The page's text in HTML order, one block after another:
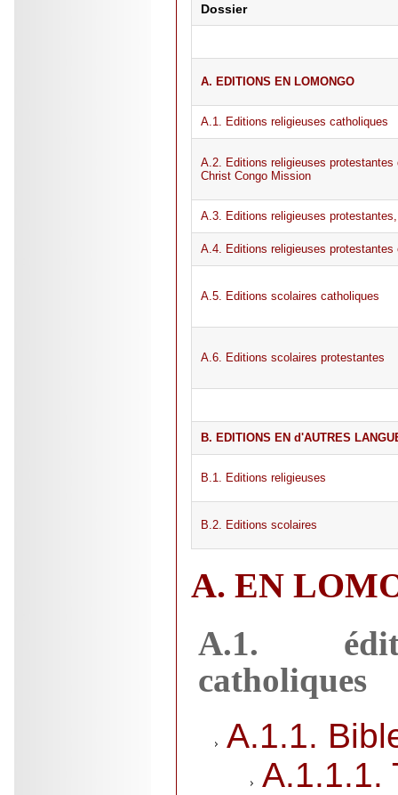
Dossier
A. EDITIONS EN LOMONGO
A.1. Editions religieuses catholiques
A.2. Editions religieuses
Christ Congo Mission
A.3. Editions religieuses
A.4. Editions religieuses protestantes
A.5. Editions scolaires catholiques
A.6. Editions scolaires protestantes
B. EDITIONS EN d'AUTRES
B.1. Editions religieuses
B.2. Editions scolaires
A. EN
A.1.
catholiques
A.1.1.
A.1.1.1.